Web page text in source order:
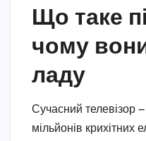
Що таке
чому
ладу
Сучасний телевізор —
мільйонів крихітних